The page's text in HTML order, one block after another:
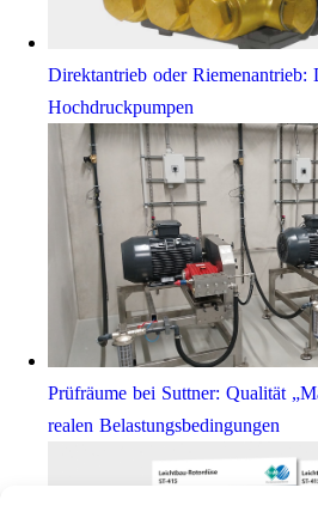
Direktantrieb oder Riemenantrieb:
Hochdruckpumpen
Prüfräume bei Suttner: Qualität
realen Belastungsbedingungen